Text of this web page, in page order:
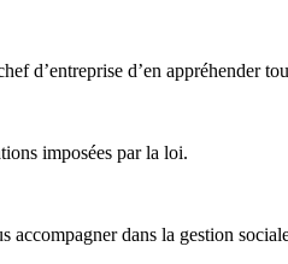
d’entreprise d’en appréhender
imposées par la loi.
dans la gestion